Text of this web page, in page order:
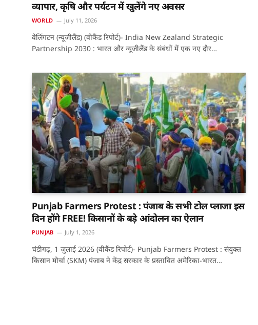
व्यापार, कृषि और पर्यटन में खुलेंगे नए अवसर
WORLD July 11, 2026
वेलिंगटन (न्यूजीलैंड) (वीकैंड रिपोर्ट)- India New Zealand Strategic
Partnership 2030 : भारत और न्यूजीलैंड के संबंधों में एक नए दौर…
Punjab Farmers Protest : पंजाब के सभी टोल प्लाजा इस
दिन होंगे FREE! किसानों के बड़े आंदोलन का ऐलान
PUNJAB July 1, 2026
चंडीगढ़, 1 जुलाई 2026 (वीकैंड रिपोर्ट)- Punjab Farmers Protest : संयुक्त
किसान मोर्चा (SKM) पंजाब ने केंद्र सरकार के प्रस्तावित अमेरिका-भारत…